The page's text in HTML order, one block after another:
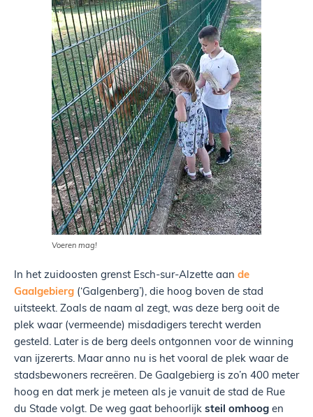
Voeren mag!
In het zuidoosten grenst Esch-sur-Alzette aan de
Gaalgebierg (‘Galgenberg’), die hoog boven de stad
uitsteekt. Zoals de naam al zegt, was deze berg ooit de
plek waar (vermeende) misdadigers terecht werden
gesteld. Later is de berg deels ontgonnen voor de winning
van ijzererts. Maar anno nu is het vooral de plek waar de
stadsbewoners recreëren. De Gaalgebierg is zo’n 400 meter
hoog en dat merk je meteen als je vanuit de stad de Rue
du Stade volgt. De weg gaat behoorlijk steil omhoog en